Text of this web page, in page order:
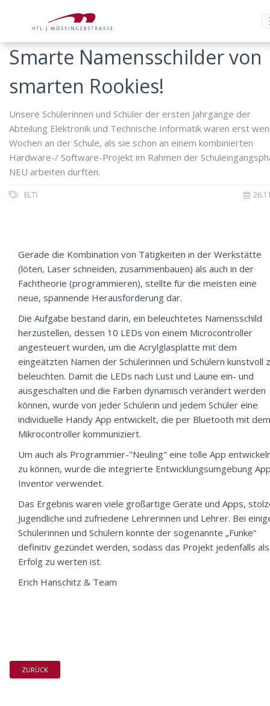
Smarte Namensschilder von
smarten Rookies!
Unsere Schülerinnen und Schüler der ersten Jahrgänge der
Abteilung Elektronik und Technische Informatik waren erst
Wochen an der Schule, als sie schon an einem kombinierten
Hardware-/ Software-Projekt im Rahmen der
NEU arbeiten durften.
ELTI
Gerade die Kombination von Tätigkeiten in der Werkstätte
(löten, Laser schneiden, zusammenbauen) als auch in der
Fachtheorie (programmieren), stellte für die meisten eine
neue, spannende Herausforderung dar.
Die Aufgabe bestand darin, ein beleuchtetes Namensschild
herzustellen, dessen 10 LEDs von einem Microcontroller
angesteuert wurden, um die Acrylglasplatte mit dem
eingeätzten Namen der Schülerinnen und Schülern kunstvoll
beleuchten. Damit die LEDs nach Lust und Laune ein- und
ausgeschalten und die Farben dynamisch verändert werden
können, wurde von jeder Schülerin und jedem Schüler eine
individuelle Handy App entwickelt, die per Bluetooth mit dem
Mikrocontroller kommuniziert.
Um auch als Programmier-"Neuling" eine tolle App
zu können, wurde die integrierte Entwicklungsumgebung
Inventor verwendet.
Das Ergebnis waren viele großartige Geräte und Apps,
Jugendliche und zufriedene Lehrerinnen und Lehrer. Bei
Schülerinnen und Schülern konnte der sogenannte „Funke“
definitiv gezündet werden, sodass das Projekt jedenfalls als
Erfolg zu werten ist.
Erich Hanschitz & Team
ZURÜCK